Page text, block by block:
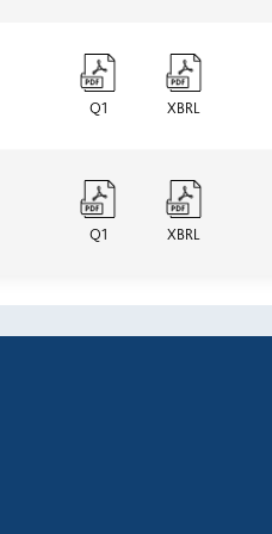
Q1 XBRL
Q1 XBRL